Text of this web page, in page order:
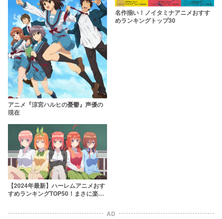
アニメ『涼宮ハルヒの憂鬱』声優の
現在
名作揃い！ノイタミナアニメおすす
めランキングトップ30
【2024年最新】ハーレムアニメおす
すめランキングTOP50！まさに楽
AD